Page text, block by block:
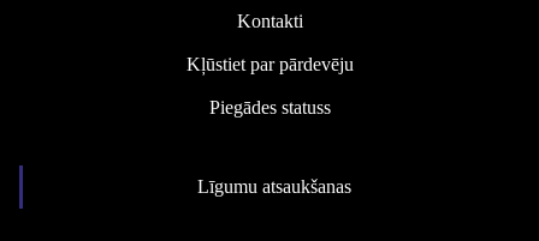
Kontakti
Kļūstiet par pārdevēju
Piegādes statuss
Līgumu atsaukšanas